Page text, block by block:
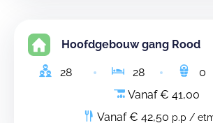
Hoofdgebouw gang Rood
28 28 0
Vanaf € 41,00
Vanaf € 42,50 p.p /